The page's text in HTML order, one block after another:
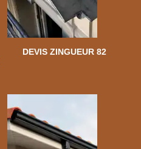
DEVIS ZINGUEUR 82